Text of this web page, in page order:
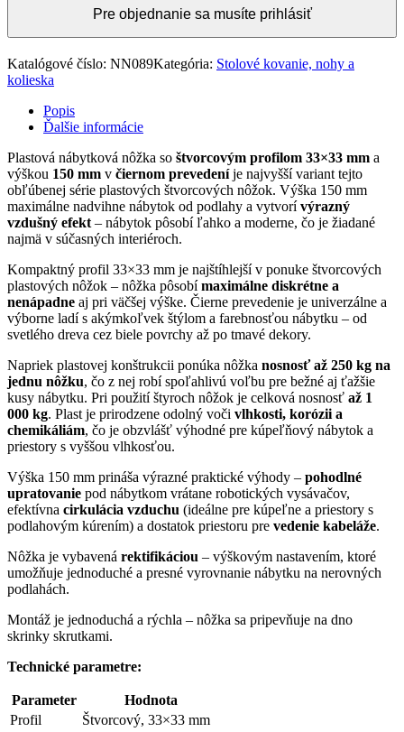
Pre objednanie sa musíte prihlásiť
Katalógové číslo: NN089Kategória: Stolové kovanie, nohy a
kolieska
Popis
Ďalšie informácie
Plastová nábytková nôžka so štvorcovým profilom 33×33 mm a
výškou 150 mm v čiernom prevedeníje najvyšší variant tejto
obľúbenej série plastových štvorcových nôžok. Výška 150 mm
maximálne nadvihne nábytok od podlahy a vytvorívýrazný
vzdušný efekt – nábytok pôsobí ľahko a moderne, čo je žiadané
najmä v súčasných interiéroch.
Kompaktný profil 33×33 mm je najštíhlejší v ponuke štvorcových
plastových nôžok – nôžka pôsobímaximálne diskrétne a
nenápadne aj pri väčšej výške. Čierne prevedenie je univerzálne a
výborne ladí s akýmkoľvek štýlom a farebnosťou nábytku – od
svetlého dreva cez biele povrchy až po tmavé dekory.
Napriek plastovej konštrukcii ponúka nôžka nosnosť až 250 kg na
jednu nôžku, čo z nej robí spoľahlivú voľbu pre bežné aj ťažšie
kusy nábytku. Pri použití štyroch nôžok je celková nosnosť až 1
000 kg. Plast je prirodzene odolný voči vlhkosti, korózii a
chemikáliám, čo je obzvlášť výhodné pre kúpeľňový nábytok a
priestory s vyššou vlhkosťou.
Výška 150 mm prináša výrazné praktické výhody – pohodlné
upratovanie pod nábytkom vrátane robotických vysávačov,
efektívna cirkulácia vzduchu (ideálne pre kúpeľne a priestory s
podlahovým kúrením) a dostatok priestoru pre vedenie kabeláže.
Nôžka je vybavená rektifikáciou – výškovým nastavením, ktoré
umožňuje jednoduché a presné vyrovnanie nábytku na nerovných
podlahách.
Montáž je jednoduchá a rýchla – nôžka sa pripevňuje na dno
skrinky skrutkami.
Technické parametre:
Parameter
Hodnota
Profil
Štvorcový, 33×33 mm